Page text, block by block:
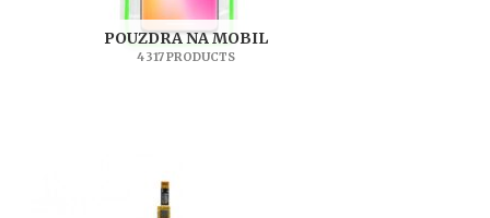
POUZDRA NA MOBIL
4 317 PRODUCTS